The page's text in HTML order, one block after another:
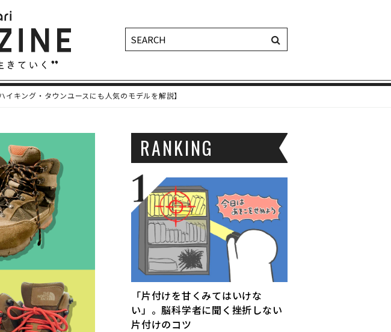
キング・タウンユースにも人気のモデルを解説】
RANKING
「片付けを甘くみてはいけな
い」。脳科学者に聞く挫折しない
片付けのコツ